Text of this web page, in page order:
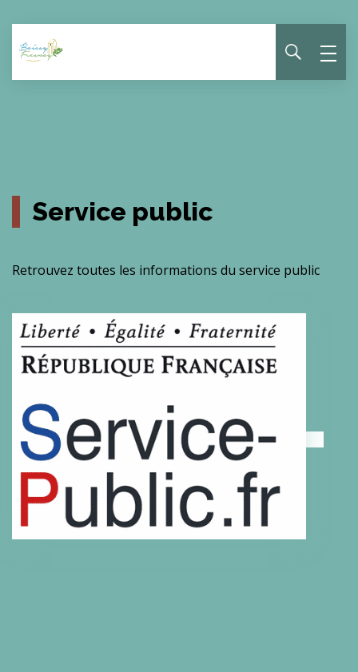
Service public
Retrouvez toutes les informations du service public